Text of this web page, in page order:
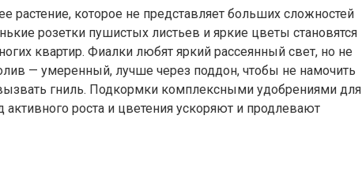
растение, которое не представляет больших сложностей
розетки пушистых листьев и яркие цветы становятся
квартир. Фиалки любят яркий рассеянный свет, но не
— умеренный, лучше через поддон, чтобы не намочить
гниль. Подкормки комплексными удобрениями для
роста и цветения ускоряют и продлевают